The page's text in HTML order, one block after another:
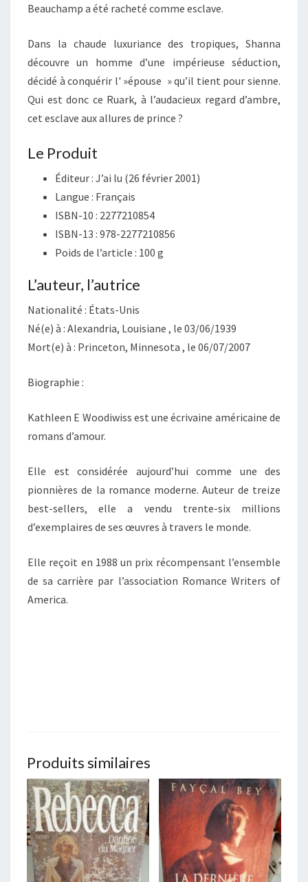
Beauchamp a été racheté comme esclave.
Dans la chaude luxuriance des tropiques, Shanna
découvre un homme d’une impérieuse séduction,
décidé à conquérir l' »épouse » qu’il tient pour sienne.
Qui est donc ce Ruark, à l’audacieux regard d’ambre,
cet esclave aux allures de prince ?
Le Produit
Éditeur : J’ai lu (26 février 2001)
Langue : Français
ISBN-10 : 2277210854
ISBN-13 : 978-2277210856
Poids de l’article : 100 g
L’auteur, l’autrice
Nationalité : États-Unis
Né(e) à : Alexandria, Louisiane , le 03/06/1939
Mort(e) à : Princeton, Minnesota , le 06/07/2007
Biographie :
Kathleen E Woodiwiss est une écrivaine américaine de
romans d’amour.
Elle est considérée aujourd’hui comme une des
pionnières de la romance moderne. Auteur de treize
best-sellers, elle a vendu trente-six millions
d’exemplaires de ses œuvres à travers le monde.
Elle reçoit en 1988 un prix récompensant l’ensemble
de sa carrière par l’association Romance Writers of
America.
Produits similaires